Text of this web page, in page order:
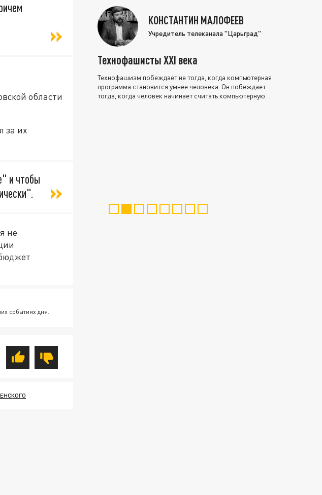
области
за их
и чтобы
не
событиях дня.
КОНСТАНТИН МАЛОФЕЕВ
Учредитель телеканала "Царьград"
Технофашисты XXI века
Технофашизм побеждает не тогда, когда компьютерная
программа становится умнее человека. Он побеждает
тогда, когда человек начинает считать компьютерную